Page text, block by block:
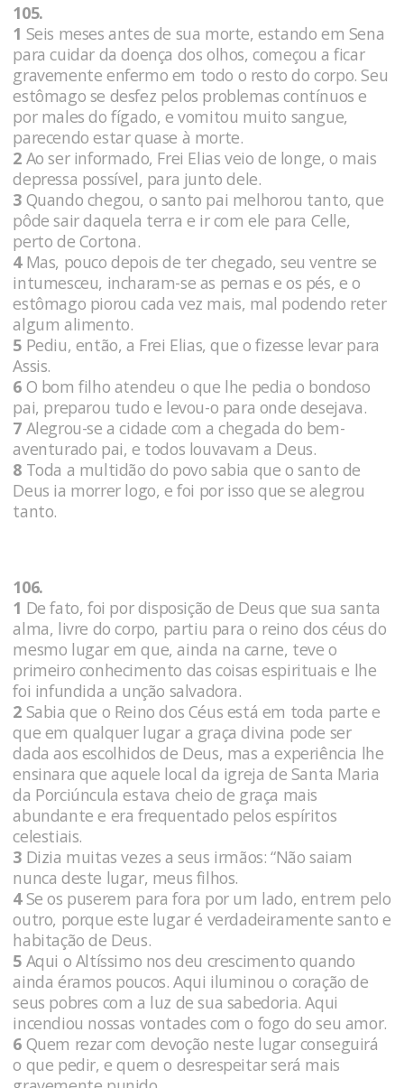
105.
1 Seis meses antes de sua morte, estando em Sena
para cuidar da doença dos olhos, começou a ficar
gravemente enfermo em todo o resto do corpo. Seu
estômago se desfez pelos problemas contínuos e
por males do fígado, e vomitou muito sangue,
parecendo estar quase à morte.
2 Ao ser informado, Frei Elias veio de longe, o mais
depressa possível, para junto dele.
3 Quando chegou, o santo pai melhorou tanto, que
pôde sair daquela terra e ir com ele para Celle,
perto de Cortona.
4Mas, pouco depois de ter chegado, seu ventre se
intumesceu, incharam-se as pernas e os pés, e o
estômago piorou cada vez mais, mal podendo reter
algum alimento.
5 Pediu, então, a Frei Elias, que o fizesse levar para
Assis.
6 O bom filho atendeu o que lhe pedia o bondoso
pai, preparou tudo e levou-o para onde desejava.
7 Alegrou-se a cidade com a chegada do bem-
aventurado pai, e todos louvavam a Deus.
8 Toda a multidão do povo sabia que o santo de
Deus ia morrer logo, e foi por isso que se alegrou
tanto.
106.
1 De fato, foi por disposição de Deus que sua santa
alma, livre do corpo, partiu para o reino dos céus do
mesmo lugar em que, ainda na carne, teve o
primeiro conhecimento das coisas espirituais e lhe
foi infundida a unção salvadora.
2 Sabia que o Reino dos Céus está em toda parte e
que em qualquer lugar a graça divina pode ser
dada aos escolhidos de Deus, mas a experiência lhe
ensinara que aquele local da igreja de Santa Maria
da Porciúncula estava cheio de graça mais
abundante e era frequentado pelos espíritos
celestiais.
3 Dizia muitas vezes a seus irmãos: “Não saiam
nunca deste lugar, meus filhos.
4Se os puserem para fora por um lado, entrem pelo
outro, porque este lugar é verdadeiramente santo e
habitação de Deus.
5 Aqui o Altíssimo nos deu crescimento quando
ainda éramos poucos. Aqui iluminou o coração de
seus pobres com a luz de sua sabedoria. Aqui
incendiou nossas vontades com o fogo do seu amor.
6 Quem rezar com devoção neste lugar conseguirá
o que pedir, e quem o desrespeitar será mais